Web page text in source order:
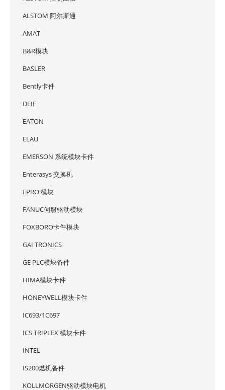
ALSTOM 阿尔斯通
AMAT
B&R模块
BASLER
Bently卡件
DEIF
EATON
ELAU
EMERSON 系统模块卡件
Enterasys 交换机
EPRO 模块
FANUC伺服驱动模块
FOXBORO卡件模块
GAI TRONICS
GE PLC模块备件
HIMA模块卡件
HONEYWELL模块卡件
IC693/1C697
ICS TRIPLEX 模块卡件
INTEL
IS200燃机备件
KOLLMORGEN驱动模块电机